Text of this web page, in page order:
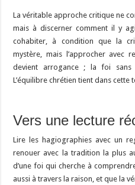
La véritable approche critique ne
mais à discerner comment il y
cohabiter, à condition que la
mystère, mais l’approcher avec
devient arrogance ; la foi sans
L’équilibre chrétien tient dans cette
Vers une lecture
Lire les hagiographies avec un
renouer avec la tradition la plus
d’une foi qui cherche à
aussi à travers la raison, et que la